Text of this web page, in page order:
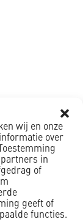
wij en onze
over
partners in
of
geeft of
functies.